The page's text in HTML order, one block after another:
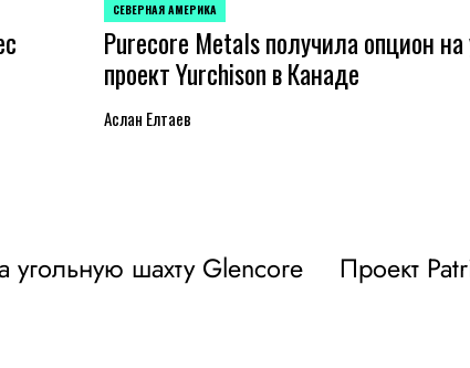
ОПУБЛИКОВАНО
В
СЕВЕРНАЯ АМЕРИКА
Purecore Metals получила опцион
проект Yurchison в Канаде
Аслан Елтаев
шахту Glencore
Проект